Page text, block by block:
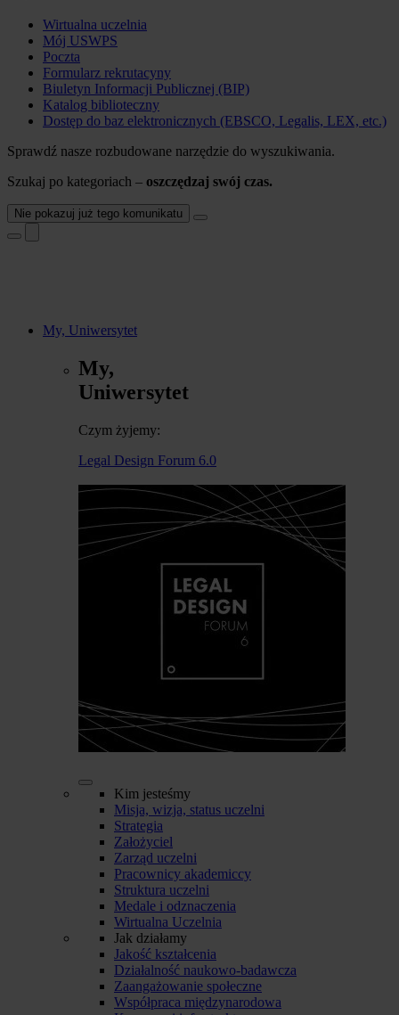
Wirtualna uczelnia
Mój USWPS
Poczta
Formularz rekrutacyny
Biuletyn Informacji Publicznej (BIP)
Katalog biblioteczny
Dostęp do baz elektronicznych (EBSCO, Legalis, LEX, etc.)
Sprawdź nasze rozbudowane narzędzie do wyszukiwania.
Szukaj po kategoriach – oszczędzaj swój czas.
Nie pokazuj już tego komunikatu
My, Uniwersytet
My,
Uniwersytet
Czym żyjemy:
Legal Design Forum 6.0
Kim jesteśmy
Misja, wizja, status uczelni
Strategia
Założyciel
Zarząd uczelni
Pracownicy akademiccy
Struktura uczelni
Medale i odznaczenia
Wirtualna Uczelnia
Jak działamy
Jakość kształcenia
Działalność naukowo-badawcza
Zaangażowanie społeczne
Współpraca międzynarodowa